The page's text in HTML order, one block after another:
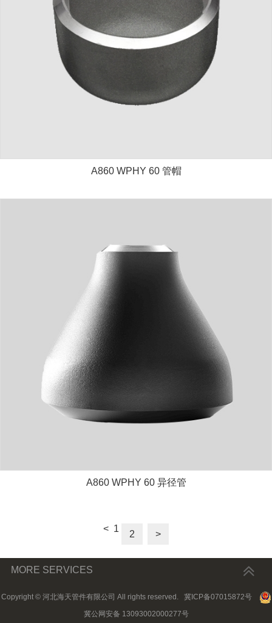
A860 WPHY 60 管帽
A860 WPHY 60 异径管
< 1
2 >
MORE SERVICES
Copyright © 河北海天管件有限公司 All rights reserved. 冀ICP备07015872号
冀公网安备 13093002000277号